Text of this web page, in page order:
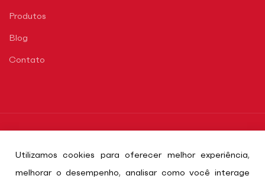
Utilizamos cookies para oferecer melhor experiência,
melhorar o desempenho, analisar como você interage
Produtos
Blog
Contato
direitos reservados. Leia nossaPolítica de
Privacidadee oTermos de Uso.